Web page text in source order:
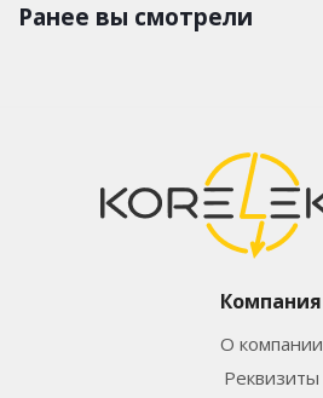
Ранее вы смотрели
Компания
О компании
Реквизиты